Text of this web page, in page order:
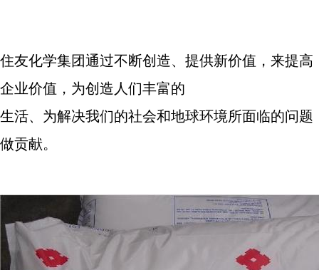
住友化学集团通过不断创造、提供新价值，来提高
企业价值，为创造人们丰富的
生活、为解决我们的社会和地球环境所面临的问题
做贡献。